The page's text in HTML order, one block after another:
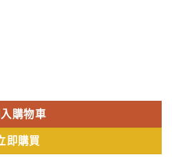
購物車
即購買